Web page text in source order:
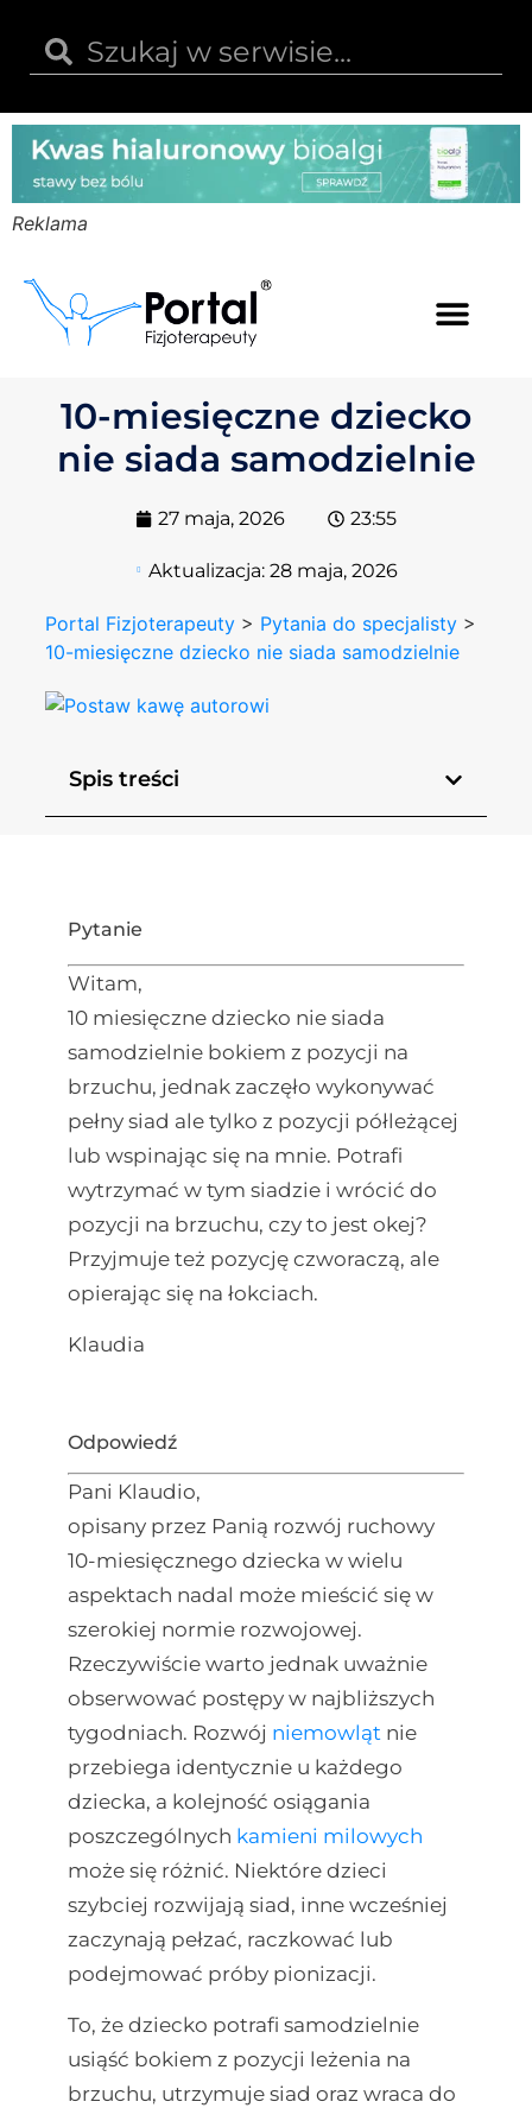
Reklama
10-miesięczne dziecko
nie siada samodzielnie
27 maja, 2026 23:55
Aktualizacja: 28 maja, 2026
Portal Fizjoterapeuty > Pytania do specjalisty >
10-miesięczne dziecko nie siada samodzielnie
Spis treści
Pytanie
Witam,
10 miesięczne dziecko nie siada
samodzielnie bokiem z pozycji na
brzuchu, jednak zaczęło wykonywać
pełny siad ale tylko z pozycji półleżącej
lub wspinając się na mnie. Potrafi
wytrzymać w tym siadzie i wrócić do
pozycji na brzuchu, czy to jest okej?
Przyjmuje też pozycję czworaczą, ale
opierając się na łokciach.
Klaudia
Odpowiedź
Pani Klaudio,
opisany przez Panią rozwój ruchowy
10-miesięcznego dziecka w wielu
aspektach nadal może mieścić się w
szerokiej normie rozwojowej.
Rzeczywiście warto jednak uważnie
obserwować postępy w najbliższych
tygodniach. Rozwój niemowląt nie
przebiega identycznie u każdego
dziecka, a kolejność osiągania
poszczególnych kamieni milowych
może się różnić. Niektóre dzieci
szybciej rozwijają siad, inne wcześniej
zaczynają pełzać, raczkować lub
podejmować próby pionizacji.
To, że dziecko potrafi samodzielnie
usiąść bokiem z pozycji leżenia na
brzuchu, utrzymuje siad oraz wraca do